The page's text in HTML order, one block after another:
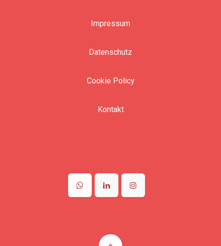
Datenschutz
Cookie Policy
Kontakt
Impress​​um